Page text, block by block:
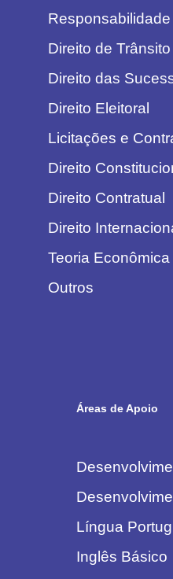
Responsabilidade
Direito de Trânsito
Direito das
Direito Eleitoral
Licitações e
Direito
Direito Contratual
Direito
Teoria
Outros
Áreas de Apoio
Língua
Inglês Básico